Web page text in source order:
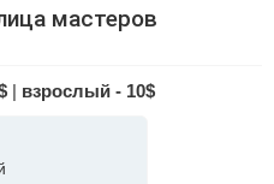
мастеров
| взрослый - 10$